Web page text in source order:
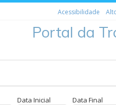
Acessibilidade
Portal da
Data Inicial Data Final